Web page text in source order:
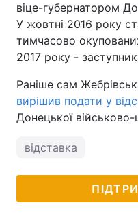
віце-губернатором
У жовтні 2016 року
тимчасово
2017 року -
Раніше сам
вирішив подати у
Донецької військово-
відставка